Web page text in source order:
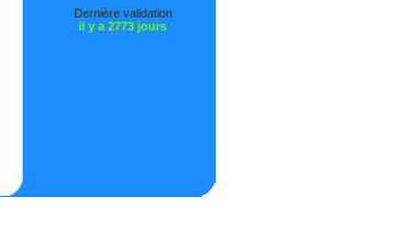
Dernière validation
il y a 2773 jours